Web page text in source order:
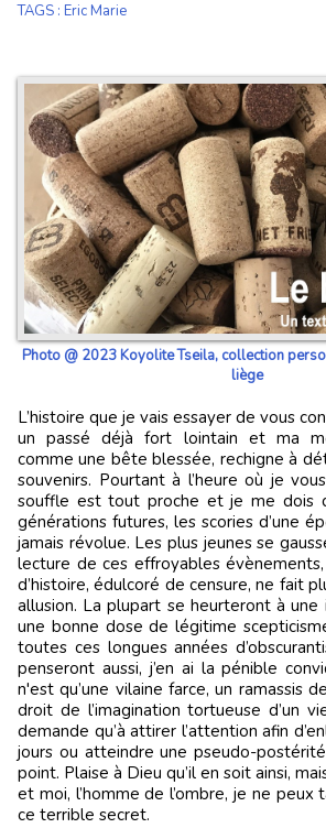
TAGS : Eric Marie
Photo @ 2023 Koyolite Tseila, collection
liège
L’histoire que je vais essayer de vous conter, se déroule dans
un passé déjà fort lointain et ma
comme une bête blessée, rechigne à
souvenirs. Pourtant à l’heure où je
souffle est tout proche et je me dois
générations futures, les scories d’une
jamais révolue. Les plus jeunes se
lecture de ces effroyables
d’histoire, édulcoré de censure, ne fait
allusion. La plupart se heurteront à
une bonne dose de légitime
toutes ces longues années
penseront aussi, j’en ai la pénible
n'est qu’une vilaine farce, un ramassis
droit de l’imagination tortueuse d’un
demande qu’à attirer l’attention afin
jours ou atteindre une pseudo-
point. Plaise à Dieu qu’il en soit ainsi,
et moi, l’homme de l’ombre, je ne
ce terrible secret.